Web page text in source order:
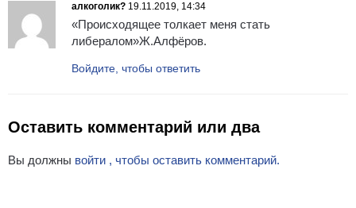
алкоголик? 19.11.2019, 14:34
«Происходящее толкает меня стать
либералом»Ж.Алфёров.
Войдите, чтобы ответить
Оставить комментарий или два
Вы должны войти , чтобы оставить комментарий.